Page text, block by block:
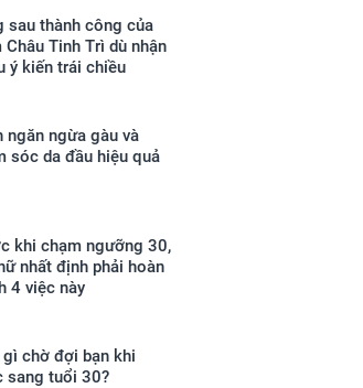
sau thành công của
Châu Tinh Trì dù nhận
ý kiến trái chiều
ngăn ngừa gàu và
sóc da đầu hiệu quả
khi chạm ngưỡng 30,
nhất định phải hoàn
4 việc này
chờ đợi bạn khi
sang tuổi 30?